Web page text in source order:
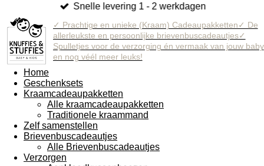
Snelle levering 1 - 2 werkdagen
✓ Prachtige en unieke (Kraam) Cadeaupakketten✓ De
allerleukste en persoonlijke brievenbuscadeautjes✓
Spulletjes voor de verzorging én vermaak van jouw baby
en nog véél meer leuks!
Home
Geschenksets
Kraamcadeaupakketten
Alle kraamcadeaupakketten
Traditionele kraammand
Zelf samenstellen
Brievenbuscadeautjes
Alle Brievenbuscadeautjes
Verzorgen